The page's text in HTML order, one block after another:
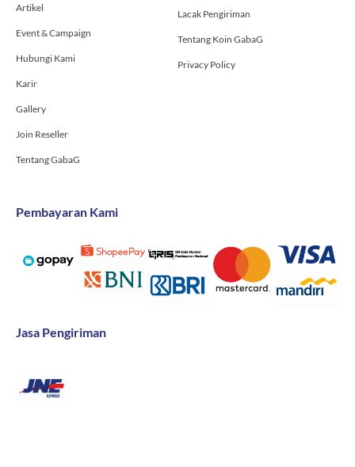
Artikel
Event & Campaign
Hubungi Kami
Karir
Gallery
Join Reseller
Tentang GabaG
Lacak Pengiriman
Tentang Koin GabaG
Privacy Policy
Pembayaran Kami
Jasa Pengiriman